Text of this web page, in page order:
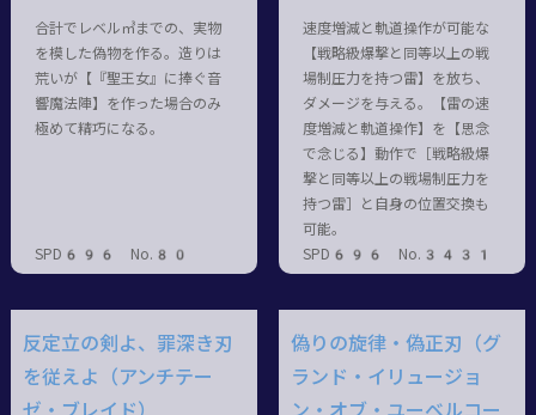
合計でレベル㎥までの、実物
を模した偽物を作る。造りは
荒いが【『聖王女』に捧ぐ音
響魔法陣】を作った場合のみ
極めて精巧になる。
SPD696 No.80
速度増減と軌道操作が可能な
【戦略級爆撃と同等以上の戦
場制圧力を持つ雷】を放ち、
ダメージを与える。【雷の速
度増減と軌道操作】を【思念
で念じる】動作で［戦略級爆
撃と同等以上の戦場制圧力を
持つ雷］と自身の位置交換も
可能。
SPD696 No.3431
反定立の剣よ、罪深き刃
を従えよ（アンチテー
偽りの旋律・偽正刃（グ
ランド・イリュージョ